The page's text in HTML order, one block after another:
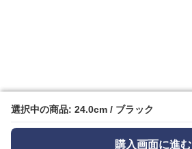
選択中の商品: 24.0cm / ブラック
購入画面に進む
選択中の商品: 24.0cm / ブラック
購入画面に進む